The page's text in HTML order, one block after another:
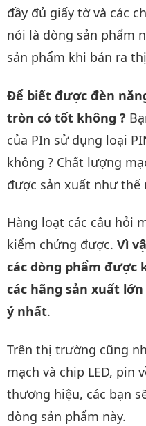
đầy đủ giấy tờ và các
nói là dòng sản phẩm
sản phẩm khi bán ra
Để biết được đèn
tròn có tốt không ?
của PIn sử dụng loại
không ? Chất lượng
được sản xuất như thế
Hàng loạt các câu hỏi
kiểm chứng được. Vì
các dòng phẩm được
các hãng sản xuất
ý nhất.
Trên thị trường cũng
mạch và chip LED, pin
thương hiệu, các bạn
dòng sản phẩm này.